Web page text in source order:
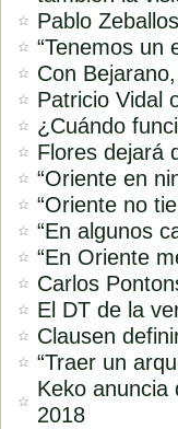
Pablo
“Tenemos un
Con
Patricio Vidal
¿Cuándo
Flores dejará
“Oriente en
“Oriente no
“En algunos
“En Oriente
Carlos
El DT de la
Clausen
“Traer un
Keko anuncia
2018